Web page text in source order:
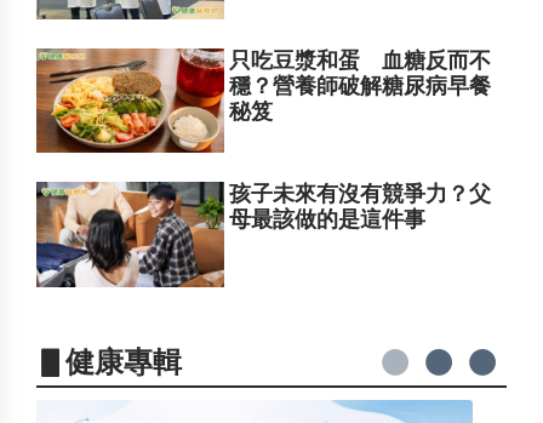
只吃豆漿和蛋 血糖反而不
穩？營養師破解糖尿病早餐
秘笈
孩子未來有沒有競爭力？父
母最該做的是這件事
▋健康專輯